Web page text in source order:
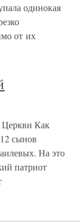
одинокая
от их
Как
сынов
На это
патриот